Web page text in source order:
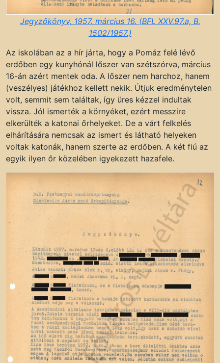
Jegyzőkönyv, 1957. március 16. (BFL XXV.97.a, B.
1502/1957.)
Az iskolában az a hír járta, hogy a Pomáz felé lévő
erdőben egy kunyhónál lőszer van szétszórva, március
16-án azért mentek oda. A lőszer nem harchoz, hanem
(veszélyes) játékhoz kellett nekik. Útjuk eredménytelen
volt, semmit sem találtak, így üres kézzel indultak
vissza. Jól ismerték a környéket, ezért messzire
elkerülték a katonai őrhelyeket. De a várt felkelés
elhárítására nemcsak az ismert és látható helyeken
voltak katonák, hanem szerte az erdőben. A két fiú az
egyik ilyen őr közelében igyekezett hazafele.